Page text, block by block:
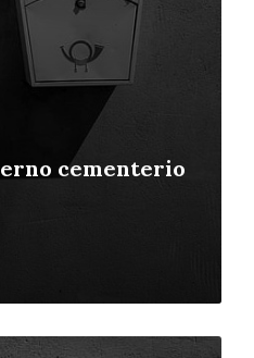
cementerio